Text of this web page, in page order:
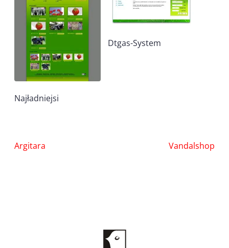
Najładniejsi
Dtgas-System
Nawigacja
Argitara Vandalshop